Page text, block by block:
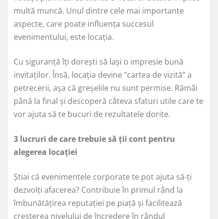
multă muncă. Unul dintre cele mai importante
aspecte, care poate influența succesul
evenimentului, este locația.
Cu siguranță îți dorești să lași o impresie bună
invitaților. Însă, locația devine “cartea de vizită” a
petrecerii, așa că greșelile nu sunt permise. Rămâi
până la final și descoperă câteva sfaturi utile care te
vor ajuta să te bucuri de rezultatele dorite.
3 lucruri de care trebuie să ții cont pentru
alegerea locației
Știai că evenimentele corporate te pot ajuta să-ți
dezvolți afacerea? Contribuie în primul rând la
îmbunătățirea reputației pe piață și facilitează
creșterea nivelului de încredere în rândul